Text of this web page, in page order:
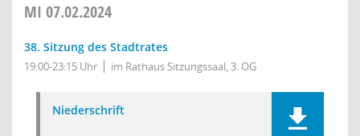
MI 07.02.2024
38. Sitzung des Stadtrates
19:00-23:15 Uhr im Rathaus Sitzungssaal, 3. OG
Niederschrift